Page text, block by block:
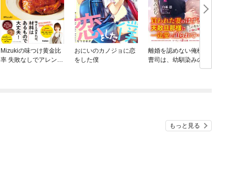
Mizukiの味つけ黄金比
率 失敗なしでアレンジ
おにいのカノジョに恋
をした僕
離婚を認めない俺様御
曹司は、幼馴染みの契
約妻に独占愛を刻み込
もっと見る